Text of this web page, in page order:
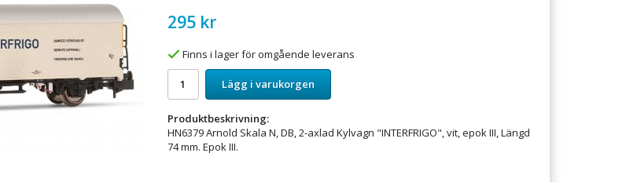
295 kr
Finns i lager för omgående leverans
Lägg i varukorgen
Produktbeskrivning:
HN6379 Arnold Skala N, DB, 2-axlad Kylvagn "INTERFRIGO", vit, epok III, Längd
74 mm. Epok III.